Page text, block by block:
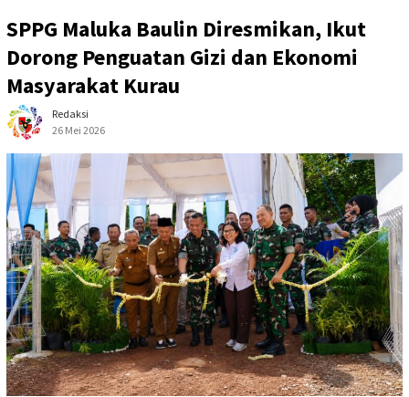
SPPG Maluka Baulin Diresmikan, Ikut
Dorong Penguatan Gizi dan Ekonomi
Masyarakat Kurau
Redaksi
26 Mei 2026